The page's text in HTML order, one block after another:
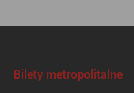
Bilety metropolitalne